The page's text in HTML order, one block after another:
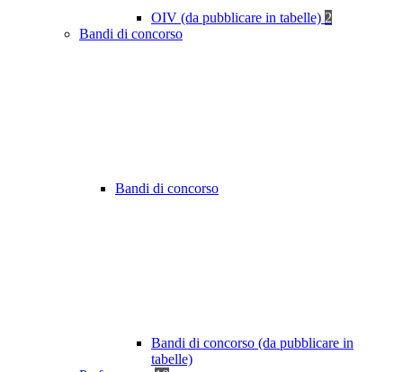
OIV (da pubblicare in tabelle) 2
Bandi di concorso
Bandi di concorso
Bandi di concorso (da pubblicare in
tabelle)